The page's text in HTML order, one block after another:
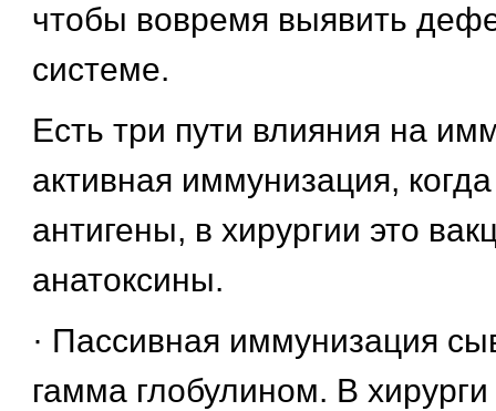
чтобы вовремя выявить
системе.
Есть три пути влияния на
активная иммунизация,
антигены, в хирургии это
анатоксины.
· Пассивная иммунизация
гамма глобулином. В